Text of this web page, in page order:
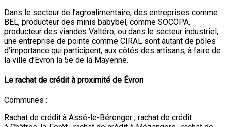
Dans le secteur de l’agroalimentaire, des entreprises comme
BEL, producteur des minis babybel, comme SOCOPA,
producteur des viandes Valtéro, ou dans le secteur industriel,
une entreprise de pointe comme CIRAL sont autant de pôles
d’importance qui participent, aux côtés des artisans, à faire de
la ville d’Evron la 5e de la Mayenne.
Le rachat de crédit à proximité de Évron
Communes :
Rachat de crédit à Assé-le-Bérenger , rachat de crédit